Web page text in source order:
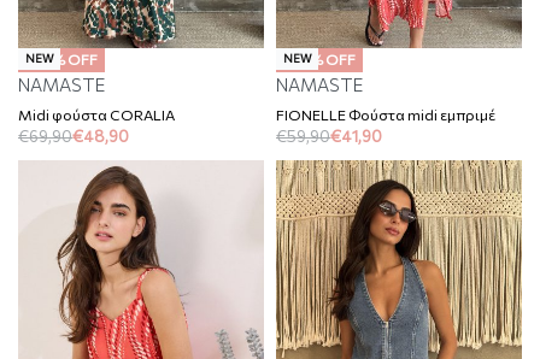
NEW
-30% OFF
NAMASTE
Midi φούστα CORALIA
€69,90€48,90
NEW
-30% OFF
NAMASTE
FIONELLE Φούστα midi εμπριμέ
€59,90€41,90